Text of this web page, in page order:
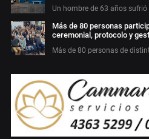
Un hombre de 63 años
Más de 80 personas
ceremonial, protocolo y
Más de 80 personas de